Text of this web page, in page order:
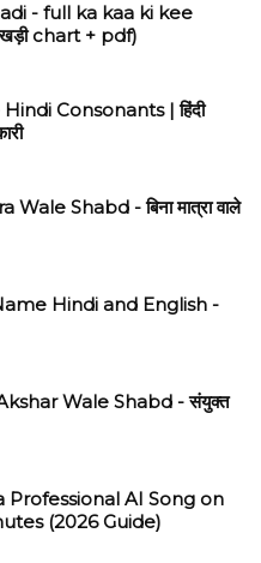
- full ka kaa ki kee
chart + pdf)
Consonants | हिंदी
Shabd - बिना मात्रा वाले
Hindi and English -
Wale Shabd - संयुक्त
Professional AI Song on
(2026 Guide)